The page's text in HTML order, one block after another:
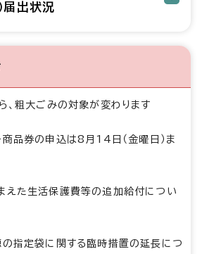
届出状況
粗大ごみの対象が変わります
商品券の申込は8月14日（金曜日）ま
えた生活保護費等の追加給付につい
の指定袋に関する臨時措置の延長につ